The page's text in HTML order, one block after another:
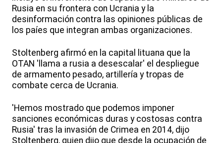
Rusia en su frontera con Ucrania y la
desinformación contra las opiniones públicas de
los paíes que integran ambas organizaciones.
Stoltenberg afirmó en la capital lituana que la
OTAN 'llama a rusia a desescalar' el despliegue
de armamento pesado, artillería y tropas de
combate cerca de Ucrania.
'Hemos mostrado que podemos imponer
sanciones económicas duras y costosas contra
Rusia' tras la invasión de Crimea en 2014, dijo
Stoltenberg, quien dijo que desde la ocupación de